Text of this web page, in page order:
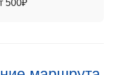
500₽